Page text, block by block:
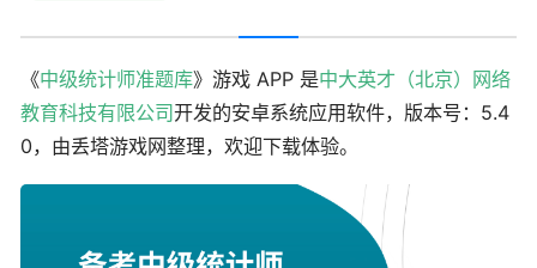
《中级统计师准题库》游戏 APP 是中大英才（北京）网络
教育科技有限公司开发的安卓系统应用软件，版本号：5.4
0，由丢塔游戏网整理，欢迎下载体验。